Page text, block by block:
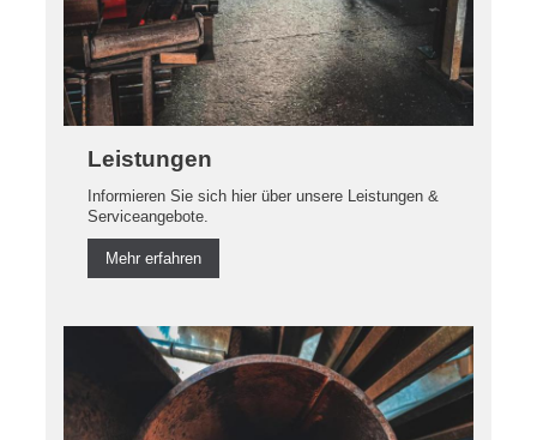
Leistungen
Informieren Sie sich hier über unsere Leistungen &
Serviceangebote.
Mehr erfahren